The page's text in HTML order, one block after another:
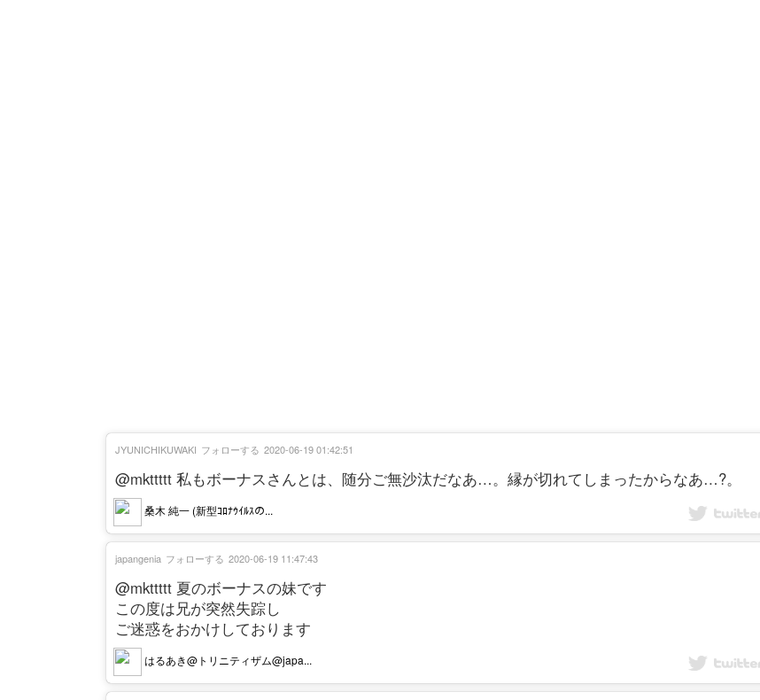
@mkttttt 私もボーナスさんとは、随分ご無沙汰だなあ…。縁が切れてしまったからなあ…?。
桑木 純一 (新型ｺﾛﾅｳｲﾙｽの...
JYUNICHIKUWAKI フォローする 2020-06-19 01:42:51
@mkttttt 夏のボーナスの妹です
この度は兄が突然失踪し
ご迷惑をおかけしております
はるあき@トリニティザム@japa...
japangenia フォローする 2020-06-19 11:47:43